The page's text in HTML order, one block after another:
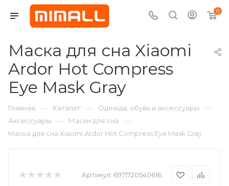
0
Маска для сна Xiaomi
Ardor Hot Compress
Eye Mask Gray
Главная — Каталог — Одежда, обувь и аксессуары —
Аксессуары — Маски для сна —
Маска для сна Xiaomi Ardor Hot Compress Eye Mask Gray
Артикул: 6971720540616